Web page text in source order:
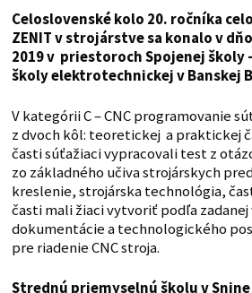
Celoslovenské kolo 20. ročníka
ZENIT v strojárstve sa konalo v
2019 v priestoroch Spojenej školy
školy elektrotechnickej v Banskej
V kategórii C – CNC programovanie
z dvoch kôl: teoretickej a praktickej
časti súťažiaci vypracovali test z
zo základného učiva strojárskych
kreslenie, strojárska technológia,
časti mali žiaci vytvoriť podľa zadanej
dokumentácie a technologického
pre riadenie CNC stroja.
Strednú priemyselnú školu v Snine